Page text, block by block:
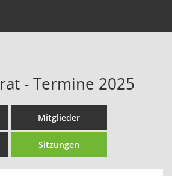
- Termine 2025
Mitglieder
Sitzungen